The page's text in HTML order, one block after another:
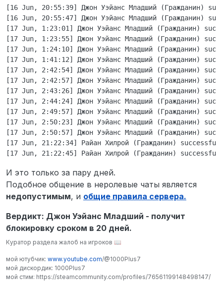
[16 Jun, 20:55:39] Джон Уэйанс Младший (Гражданин)
[16 Jun, 20:55:47] Джон Уэйанс Младший (Гражданин)
[17 Jun, 1:23:01] Джон Уэйанс Младший (Гражданин)
[17 Jun, 1:23:55] Джон Уэйанс Младший (Гражданин)
[17 Jun, 1:24:10] Джон Уэйанс Младший (Гражданин)
[17 Jun, 1:41:12] Джон Уэйанс Младший (Гражданин)
[17 Jun, 2:42:54] Джон Уэйанс Младший (Гражданин)
[17 Jun, 2:42:57] Джон Уэйанс Младший (Гражданин)
[17 Jun, 2:43:26] Джон Уэйанс Младший (Гражданин)
[17 Jun, 2:44:24] Джон Уэйанс Младший (Гражданин)
[17 Jun, 2:49:57] Джон Уэйанс Младший (Гражданин)
[17 Jun, 2:50:23] Джон Уэйанс Младший (Гражданин)
[17 Jun, 2:50:57] Джон Уэйанс Младший (Гражданин)
[17 Jun, 21:22:34] Райан Хилрой (Гражданин)
И это только за пару дней.
Подобное общение в неролевые чаты является
недопустимым, и общие правила сервера.
Вердикт: Джон Уэйанс Младший - получит
блокировку сроком в 20 дней.
Куратор раздела жалоб на игроков 📖
мой ютубчик: www.youtube.com/@1000Plus7
мой дискордик: 1000Plus7
мой стим: https://steamcommunity.com/profiles/76561199148498147/